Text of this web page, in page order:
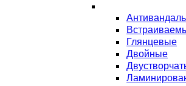
Глянцевые
Двойные